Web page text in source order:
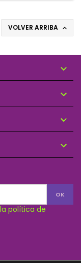
VOLVER ARRIBA 




política de